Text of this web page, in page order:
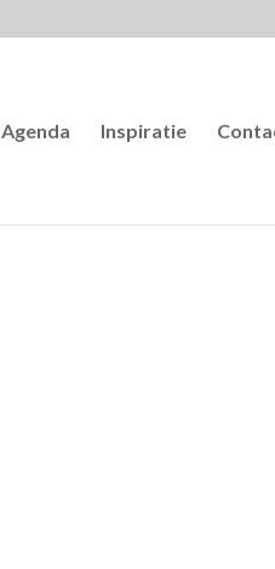
Agenda Inspiratie